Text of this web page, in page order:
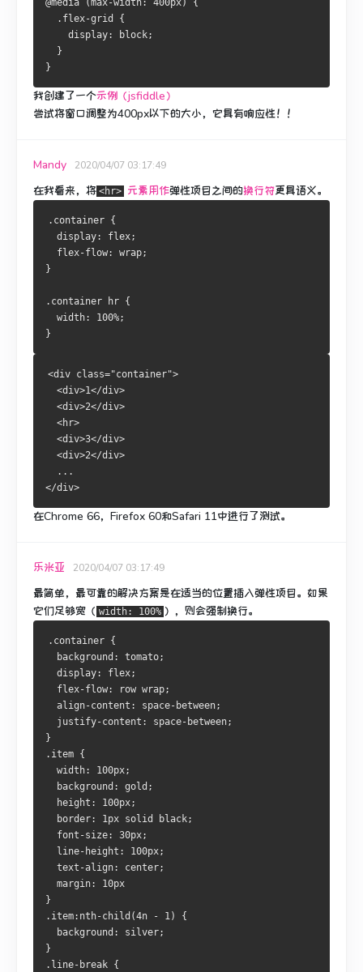
@media (max-width: 400px) {
  .flex-grid {
    display: block;
  }
}
我创建了一个示例（jsfiddle）
尝试将窗口调整为400px以下的大小，它具有响应性！！
Mandy 2020/04/07 03:17:49
在我看来，将 <hr> 元素用作弹性项目之间的换行符更具语义。
.container {
  display: flex;
  flex-flow: wrap;
}
.container hr {
  width: 100%;
}
<div class="container">
  <div>1</div>
  <div>2</div>
  <hr>
  <div>3</div>
  <div>2</div>
  ...
</div>
在Chrome 66，Firefox 60和Safari 11中进行了测试。
乐米亚 2020/04/07 03:17:49
最简单，最可靠的解决方案是在适当的位置插入弹性项目。 如果
它们足够宽（ width: 100% ），则会强制换行。
.container {
  background: tomato;
  display: flex;
  flex-flow: row wrap;
  align-content: space-between;
  justify-content: space-between;
}
.item {
  width: 100px;
  background: gold;
  height: 100px;
  border: 1px solid black;
  font-size: 30px;
  line-height: 100px;
  text-align: center;
  margin: 10px
}
.item:nth-child(4n - 1) {
  background: silver;
}
.line-break {